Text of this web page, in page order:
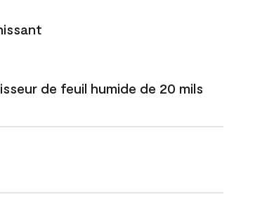
de feuil humide de 20 mils